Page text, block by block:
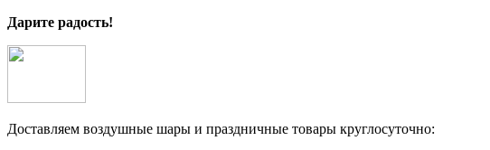
Дарите радость!
Доставляем воздушные шары и праздничные товары круглосуточно: